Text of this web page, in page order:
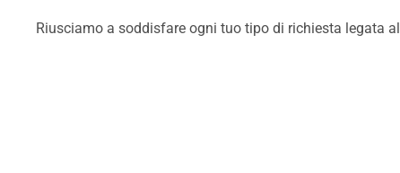
Riusciamo a soddisfare ogni tuo tipo di richiesta legata al